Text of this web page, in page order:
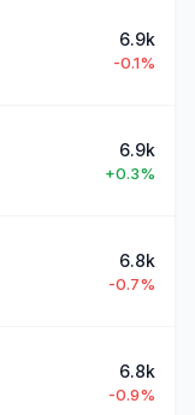
6.9k
-0.1%
6.9k
+0.3%
6.8k
-0.7%
6.8k
-0.9%